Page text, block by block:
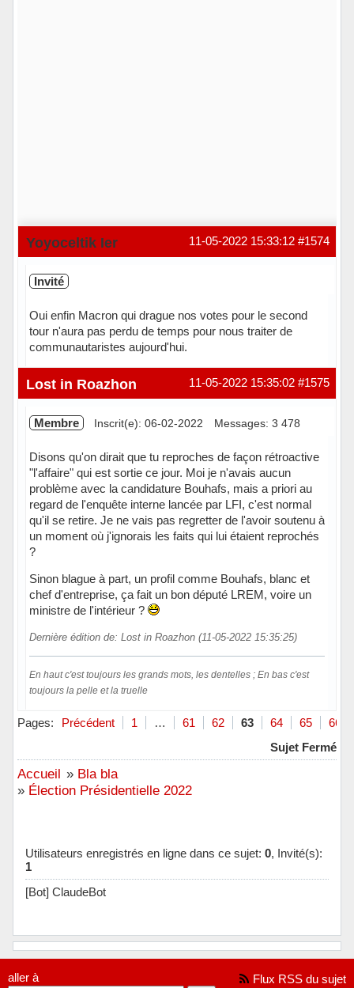
#1574
11-05-2022 15:33:12
Yoyoceltik Ier
Invité
Oui enfin Macron qui drague nos votes pour le second
tour n'aura pas perdu de temps pour nous traiter de
communautaristes aujourd'hui.
#1575
11-05-2022 15:35:02
Lost in Roazhon
Membre Inscrit(e): 06-02-2022 Messages: 3 478
Disons qu'on dirait que tu reproches de façon rétroactive
"l'affaire" qui est sortie ce jour. Moi je n'avais aucun
problème avec la candidature Bouhafs, mais a priori au
regard de l'enquête interne lancée par LFI, c'est normal
qu'il se retire. Je ne vais pas regretter de l'avoir soutenu à
un moment où j'ignorais les faits qui lui étaient reprochés
?
Sinon blague à part, un profil comme Bouhafs, blanc et
chef d'entreprise, ça fait un bon député LREM, voire un
ministre de l'intérieur ?
Dernière édition de: Lost in Roazhon (11-05-2022 15:35:25)
En haut c'est toujours les grands mots, les dentelles ; En bas c'est
toujours la pelle et la truelle
Hors ligne
Pages: Précédent 1 … 61 62 63 64 65
66
Sujet Fermé
Accueil » Bla bla
» Élection Présidentielle 2022
Utilisateurs enregistrés en ligne dans ce sujet: 0, Invité(s):
1
[Bot] ClaudeBot
aller à Flux RSS du sujet